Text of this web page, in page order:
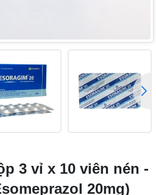
3 vỉ x 10 viên nén -
20mg)